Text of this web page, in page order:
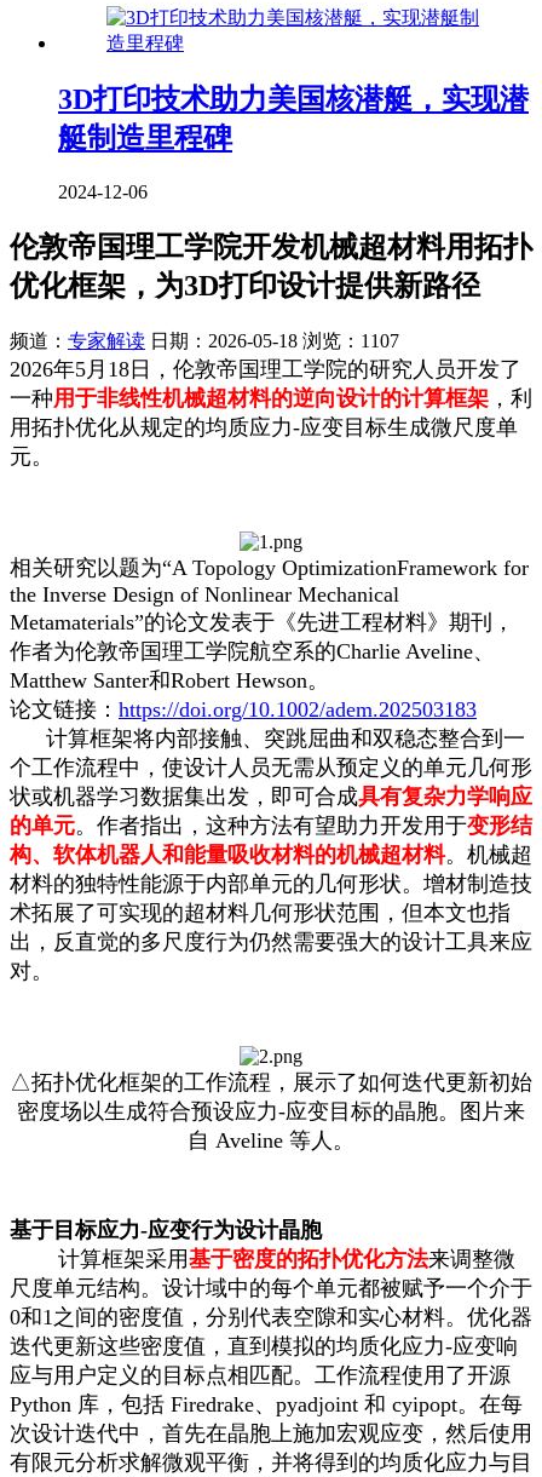
3D打印技术助力美国核潜艇，实现潜
艇制造里程碑
2024-12-06
伦敦帝国理工学院开发机械超材料用拓扑
优化框架，为3D打印设计提供新路径
频道： 专家解读 日期： 2026-05-18 浏览：1107
2026年5月18日，伦敦帝国理工学院的研究人员开发了
一种用于非线性机械超材料的逆向设计的计算框架 ，利
用拓扑优化从规定的均质应力-应变目标生成微尺度单
元。
相关研究以题为“A Topology OptimizationFramework for
the Inverse Design of Nonlinear Mechanical
Metamaterials”的论文发表于《先进工程材料》期刊，
作者为伦敦帝国理工学院航空系的Charlie Aveline、
Matthew Santer和Robert Hewson。
论文链接： https://doi.org/10.1002/adem.202503183
计算框架将内部接触、突跳屈曲和双稳态整合到一
个工作流程中，使设计人员无需从预定义的单元几何形
状或机器学习数据集出发，即可合成具有复杂力学响应
的单元。作者指出，这种方法有望助力开发用于变形结
构、软体机器人和能量吸收材料的机械超材料。机械超
材料的独特性能源于内部单元的几何形状。增材制造技
术拓展了可实现的超材料几何形状范围，但本文也指
出，反直觉的多尺度行为仍然需要强大的设计工具来应
对。
△拓扑优化框架的工作流程，展示了如何迭代更新初始
密度场以生成符合预设应力-应变目标的晶胞。图片来
自 Aveline 等人。
基于目标应力-应变行为设计晶胞
计算框架采用基于密度的拓扑优化方法来调整微
尺度单元结构。设计域中的每个单元都被赋予一个介于
0和1之间的密度值，分别代表空隙和实心材料。优化器
迭代更新这些密度值，直到模拟的均质化应力-应变响
应与用户定义的目标点相匹配。工作流程使用了开源
Python 库，包括 Firedrake、pyadjoint 和 cyipopt。在每
次设计迭代中，首先在晶胞上施加宏观应变，然后使用
有限元分析求解微观平衡，并将得到的均质化应力与目